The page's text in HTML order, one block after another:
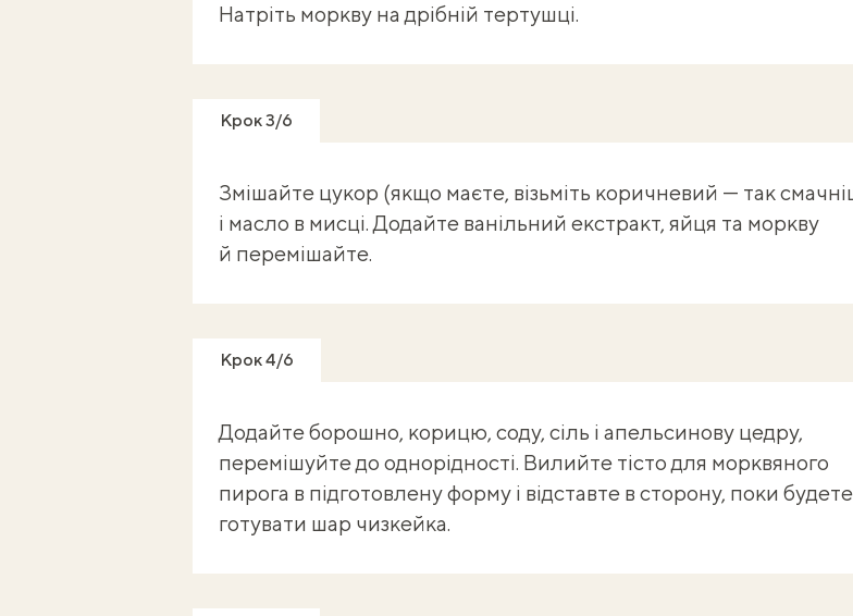
Натріть моркву на дрібній тертушці.
Крок 3/6
Змішайте цукор (якщо маєте, візьміть коричневий — так
і масло в мисці. Додайте ванільний екстракт, яйця та моркву
й перемішайте.
Крок 4/6
Додайте борошно, корицю, соду, сіль і апельсинову цедру,
перемішуйте до однорідності. Вилийте тісто для морквяного
пирога в підготовлену форму і відставте в сторону, поки будете
готувати шар чизкейка.